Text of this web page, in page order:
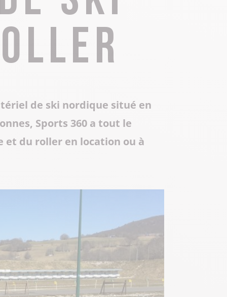
Déplacement professionnel
Toute la gastronomie
Les musées & sites historiques
Centre Culturel Aragon
Centre d’Art Contemporain de Lacoux
Les Instants Haut-Bugey
de ski nordique situé en
Sports 360 a tout le
et du roller en location ou à